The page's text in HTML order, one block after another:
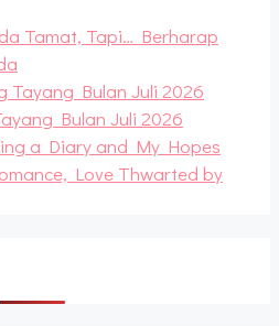
Tamat, Tapi… Berharap
Tayang Bulan Juli 2026
Bulan Juli 2026
a Diary and My Hopes
Love Thwarted by